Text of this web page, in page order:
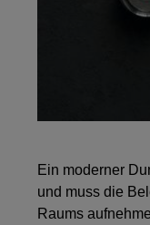
Ein moderner
und muss die
Raums